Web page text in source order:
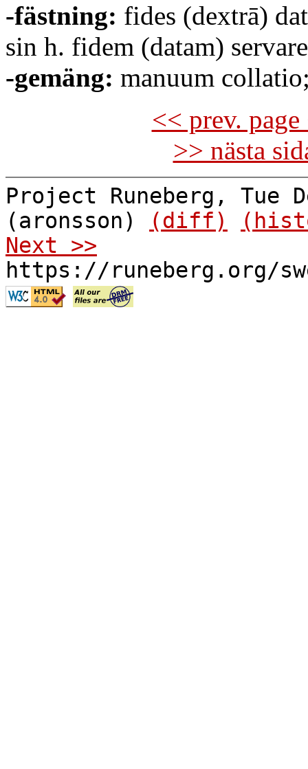
-fästning: fides (dextrā)
sin h. fidem (datam)
-gemäng: manuum
<< prev.
>> nästa
Project Runeberg, Tue
(aronsson)
(diff)
Next >>
https://runeberg.org/